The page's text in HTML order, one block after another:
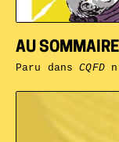
AU
Paru dansCQFD